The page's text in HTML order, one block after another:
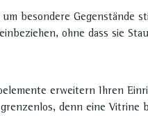
besondere Gegenstände
ohne dass sie
erweitern Ihren
denn eine Vitrine